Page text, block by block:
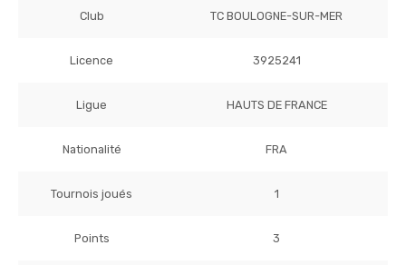
Club TC BOULOGNE-SUR-MER
Licence 3925241
Ligue HAUTS DE FRANCE
Nationalité FRA
Tournois joués 1
Points 3